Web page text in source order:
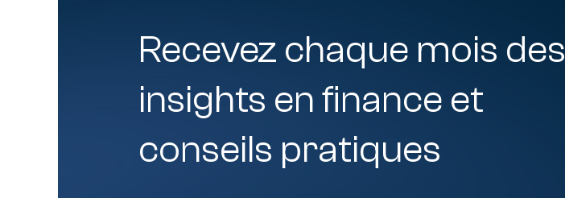
Recevez chaque mois des
insights en finance et
conseils pratiques